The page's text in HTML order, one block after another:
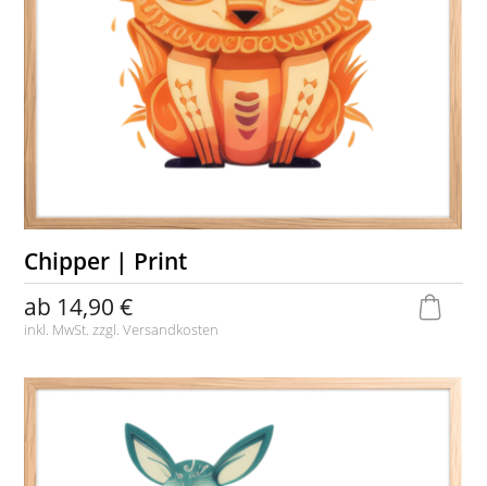
Chipper | Print
ab 14,90 €
inkl. MwSt. zzgl.Versandkosten